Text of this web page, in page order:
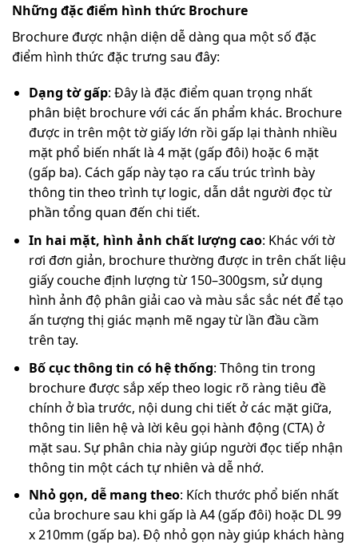
Những đặc điểm hình thức Brochure
Brochure được nhận diện dễ dàng qua một số đặc
điểm hình thức đặc trưng sau đây:
Dạng tờ gấp: Đây là đặc điểm quan trọng nhất
phân biệt brochure với các ấn phẩm khác. Brochure
được in trên một tờ giấy lớn rồi gấp lại thành nhiều
mặt phổ biến nhất là 4 mặt (gấp đôi) hoặc 6 mặt
(gấp ba). Cách gấp này tạo ra cấu trúc trình bày
thông tin theo trình tự logic, dẫn dắt người đọc từ
phần tổng quan đến chi tiết.
In hai mặt, hình ảnh chất lượng cao: Khác với tờ
rơi đơn giản, brochure thường được in trên chất liệu
giấy couche định lượng từ 150–300gsm, sử dụng
hình ảnh độ phân giải cao và màu sắc sắc nét để tạo
ấn tượng thị giác mạnh mẽ ngay từ lần đầu cầm
trên tay.
Bố cục thông tin có hệ thống: Thông tin trong
brochure được sắp xếp theo logic rõ ràng tiêu đề
chính ở bìa trước, nội dung chi tiết ở các mặt giữa,
thông tin liên hệ và lời kêu gọi hành động (CTA) ở
mặt sau. Sự phân chia này giúp người đọc tiếp nhận
thông tin một cách tự nhiên và dễ nhớ.
Nhỏ gọn, dễ mang theo: Kích thước phổ biến nhất
của brochure sau khi gấp là A4 (gấp đôi) hoặc DL 99
x 210mm (gấp ba). Độ nhỏ gọn này giúp khách hàng